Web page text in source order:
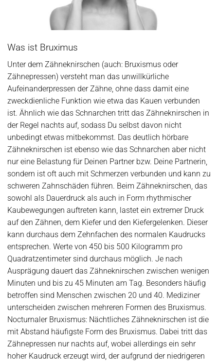
Was ist Bruximus
Unter dem Zähneknirschen (auch: Bruxismus oder
Zähnepressen) versteht man das unwillkürliche
Aufeinanderpressen der Zähne, ohne dass damit eine
zweckdienliche Funktion wie etwa das Kauen verbunden
ist. Ähnlich wie das Schnarchen tritt das Zähneknirschen in
der Regel nachts auf, sodass Du selbst davon nicht
unbedingt etwas mitbekommst. Das deutlich hörbare
Zähneknirschen ist ebenso wie das Schnarchen aber nicht
nur eine Belastung für Deinen Partner bzw. Deine Partnerin,
sondern ist oft auch mit Schmerzen verbunden und kann zu
schweren Zahnschäden führen. Beim Zähneknirschen, das
sowohl als Dauerdruck als auch in Form rhythmischer
Kaubewegungen auftreten kann, lastet ein extremer Druck
auf den Zähnen, dem Kiefer und den Kiefergelenken. Dieser
kann durchaus dem Zehnfachen des normalen Kaudrucks
entsprechen. Werte von 450 bis 500 Kilogramm pro
Quadratzentimeter sind durchaus möglich. Je nach
Ausprägung dauert das Zähneknirschen zwischen wenigen
Minuten und bis zu 45 Minuten am Tag. Besonders häufig
betroffen sind Menschen zwischen 20 und 40. Mediziner
unterscheiden zwischen mehreren Formen des Bruxismus.
Nocturnaler Bruxismus: Nächtliches Zähneknirschen ist die
mit Abstand häufigste Form des Bruxismus. Dabei tritt das
Zähnepressen nur nachts auf, wobei allerdings ein sehr
hoher Kaudruck erzeugt wird, der aufgrund der niedrigeren